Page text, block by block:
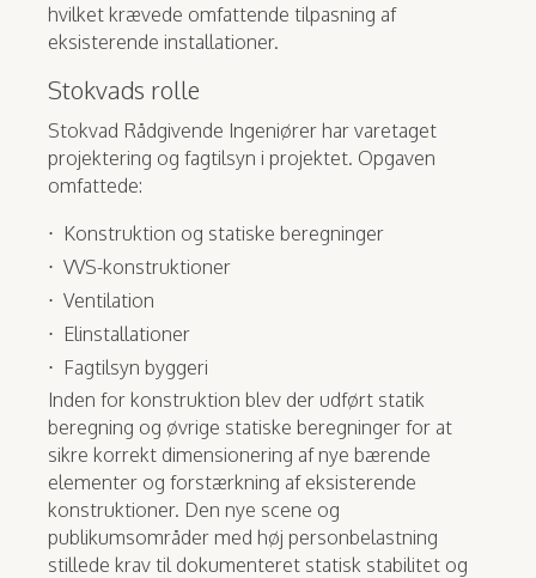
hvilket krævede omfattende tilpasning af
eksisterende installationer.
Stokvads rolle
Stokvad Rådgivende Ingeniører har varetaget
projektering og fagtilsyn i projektet. Opgaven
omfattede:
Konstruktion og statiske beregninger
VVS-konstruktioner
Ventilation
Elinstallationer
Fagtilsyn byggeri
Inden for konstruktion blev der udført statik
beregning og øvrige statiske beregninger for at
sikre korrekt dimensionering af nye bærende
elementer og forstærkning af eksisterende
konstruktioner. Den nye scene og
publikumsområder med høj personbelastning
stillede krav til dokumenteret statisk stabilitet og